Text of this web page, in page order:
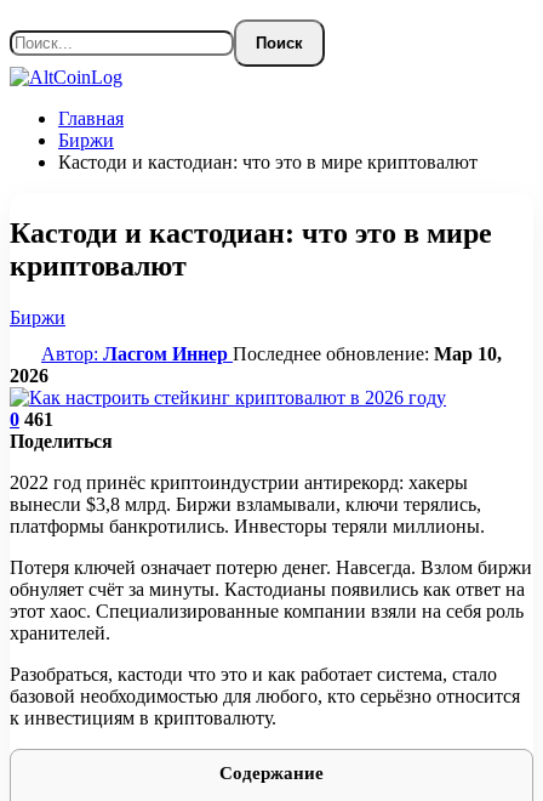
Главная
Биржи
Кастоди и кастодиан: что это в мире криптовалют
Кастоди и кастодиан: что это в мире
криптовалют
Биржи
Автор: Ласгом Иннер Последнее обновление: Мар 10,
2026
0 461
Поделиться
2022 год принёс криптоиндустрии антирекорд: хакеры
вынесли $3,8 млрд. Биржи взламывали, ключи терялись,
платформы банкротились. Инвесторы теряли миллионы.
Потеря ключей означает потерю денег. Навсегда. Взлом биржи
обнуляет счёт за минуты. Кастодианы появились как ответ на
этот хаос. Специализированные компании взяли на себя роль
хранителей.
Разобраться, кастоди что это и как работает система, стало
базовой необходимостью для любого, кто серьёзно относится
к инвестициям в криптовалюту.
Содержание